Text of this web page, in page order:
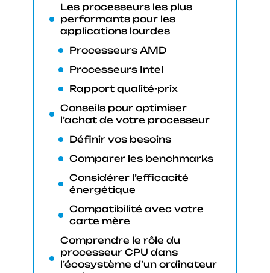
Les processeurs les plus
performants pour les
applications lourdes
Processeurs AMD
Processeurs Intel
Rapport qualité-prix
Conseils pour optimiser
l’achat de votre processeur
Définir vos besoins
Comparer les benchmarks
Considérer l’efficacité
énergétique
Compatibilité avec votre
carte mère
Comprendre le rôle du
processeur CPU dans
l’écosystème d’un ordinateur